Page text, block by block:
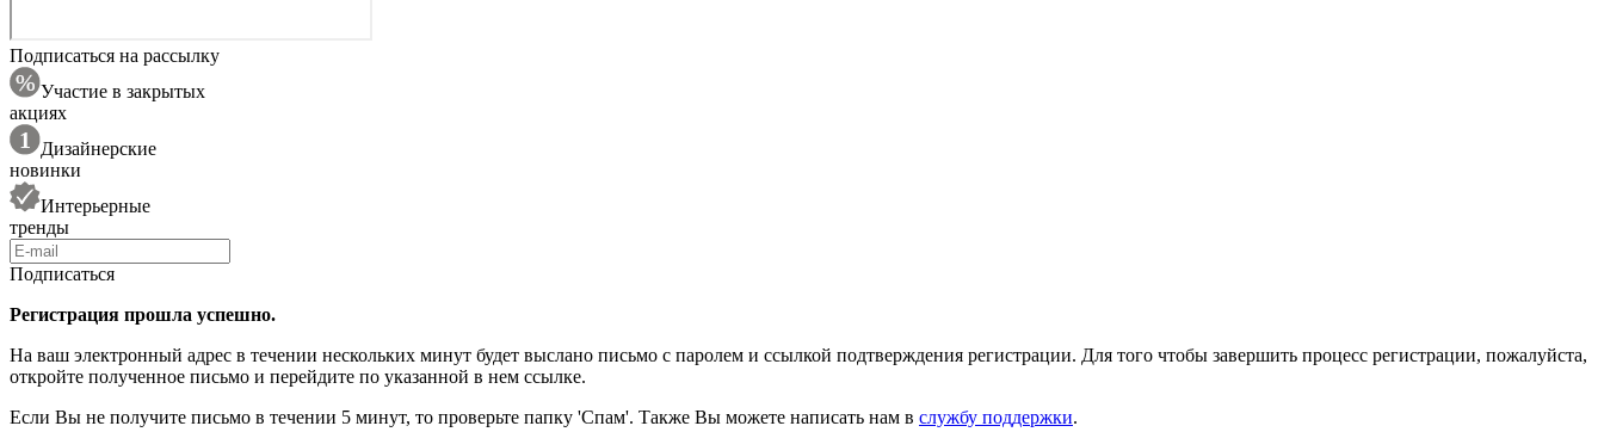
Подписаться на рассылку
Участие в закрытых
акциях
Дизайнерские
новинки
Интерьерные
тренды
Подписаться
Регистрация прошла успешно.
На ваш электронный адрес в течении нескольких минут будет выслано письмо с паролем и ссылкой подтверждения регистрации. Для того чтобы завершить процесс регистрации, пожалуйста,
откройте полученное письмо и перейдите по указанной в нем ссылке.
Если Вы не получите письмо в течении 5 минут, то проверьте папку 'Спам'. Также Вы можете написать нам в службу поддержки.